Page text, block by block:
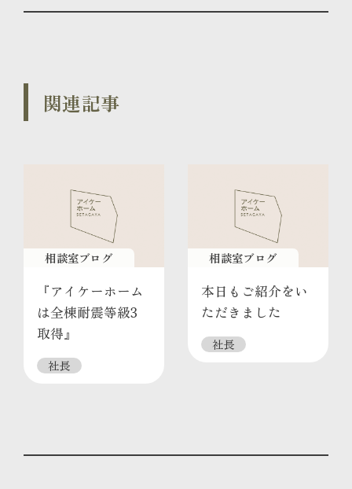
関連記事
相談室ブログ
『アイケーホーム
は全棟耐震等級3
取得』
社長
相談室ブログ
本日もご紹介をい
ただきました
社長